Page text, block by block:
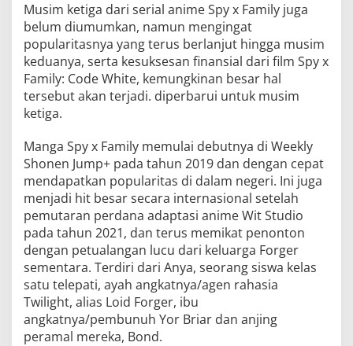
Musim ketiga dari serial anime Spy x Family juga
belum diumumkan, namun mengingat
popularitasnya yang terus berlanjut hingga musim
keduanya, serta kesuksesan finansial dari film Spy x
Family: Code White, kemungkinan besar hal
tersebut akan terjadi. diperbarui untuk musim
ketiga.
Manga Spy x Family memulai debutnya di Weekly
Shonen Jump+ pada tahun 2019 dan dengan cepat
mendapatkan popularitas di dalam negeri. Ini juga
menjadi hit besar secara internasional setelah
pemutaran perdana adaptasi anime Wit Studio
pada tahun 2021, dan terus memikat penonton
dengan petualangan lucu dari keluarga Forger
sementara. Terdiri dari Anya, seorang siswa kelas
satu telepati, ayah angkatnya/agen rahasia
Twilight, alias Loid Forger, ibu
angkatnya/pembunuh Yor Briar dan anjing
peramal mereka, Bond.